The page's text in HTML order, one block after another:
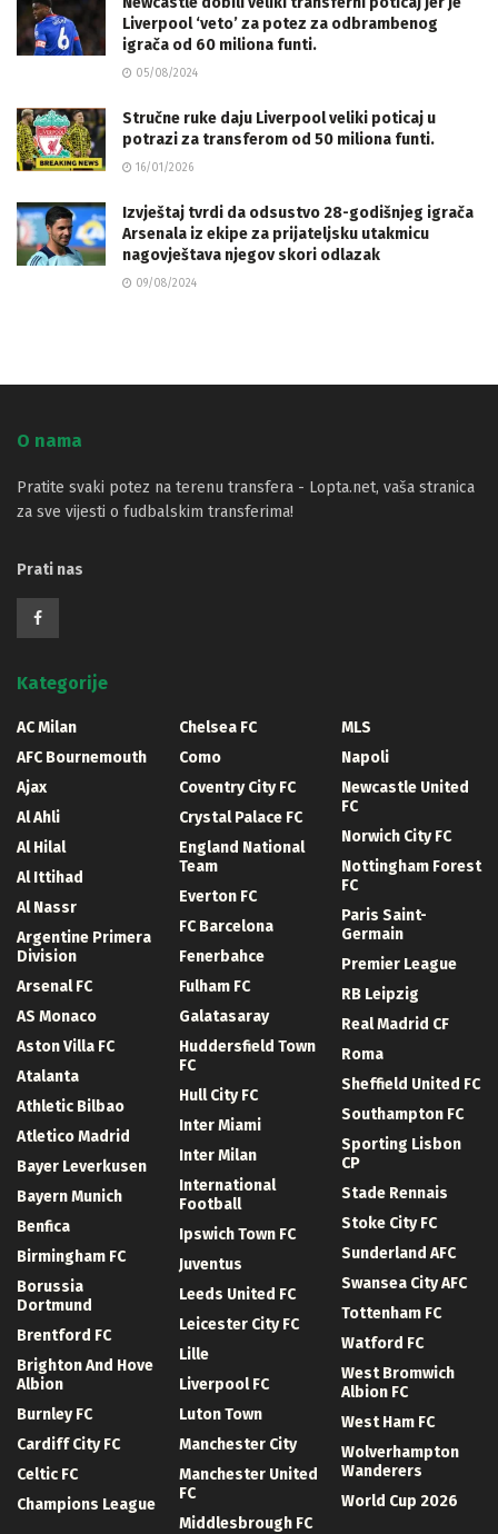
Liverpool ‘veto’ za potez za odbrambenog
igrača od 60 miliona funti.
05/08/2024
Stručne ruke daju Liverpool veliki poticaj u
potrazi za transferom od 50 miliona funti.
16/01/2026
Izvještaj tvrdi da odsustvo 28-godišnjeg igrača
Arsenala iz ekipe za prijateljsku utakmicu
nagovještava njegov skori odlazak
09/08/2024
O nama
Pratite svaki potez na terenu transfera - Lopta.net, vaša stranica
za sve vijesti o fudbalskim transferima!
Prati nas
Kategorije
AC Milan
AFC Bournemouth
Ajax
Al Ahli
Al Hilal
Al Ittihad
Al Nassr
Argentine Primera
Division
Arsenal FC
AS Monaco
Aston Villa FC
Atalanta
Athletic Bilbao
Atletico Madrid
Bayer Leverkusen
Bayern Munich
Benfica
Birmingham FC
Borussia
Dortmund
Brentford FC
Brighton And Hove
Albion
Burnley FC
Cardiff City FC
Celtic FC
Champions League
Chelsea FC
Como
Coventry City FC
Crystal Palace FC
England National
Team
Everton FC
FC Barcelona
Fenerbahce
Fulham FC
Galatasaray
Huddersfield Town
FC
Hull City FC
Inter Miami
Inter Milan
International
Football
Ipswich Town FC
Juventus
Leeds United FC
Leicester City FC
Lille
Liverpool FC
Luton Town
Manchester City
Manchester United
FC
Middlesbrough FC
MLS
Napoli
Newcastle United
FC
Norwich City FC
Nottingham Forest
FC
Paris Saint-
Germain
Premier League
RB Leipzig
Real Madrid CF
Roma
Sheffield United FC
Southampton FC
Sporting Lisbon
CP
Stade Rennais
Stoke City FC
Sunderland AFC
Swansea City AFC
Tottenham FC
Watford FC
West Bromwich
Albion FC
West Ham FC
Wolverhampton
Wanderers
World Cup 2026